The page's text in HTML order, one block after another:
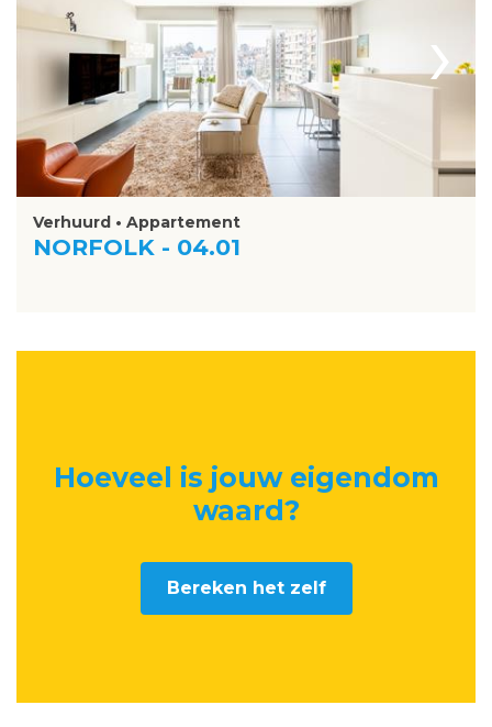
›
Verhuurd • Appartement
NORFOLK - 04.01
Hoeveel is jouw eigendom
waard?
Bereken het zelf